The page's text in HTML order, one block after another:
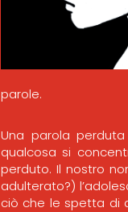
parole.
Una parola
qualcosa si
perduto. Il nostro
adulterato?)
ciò che le spetta di